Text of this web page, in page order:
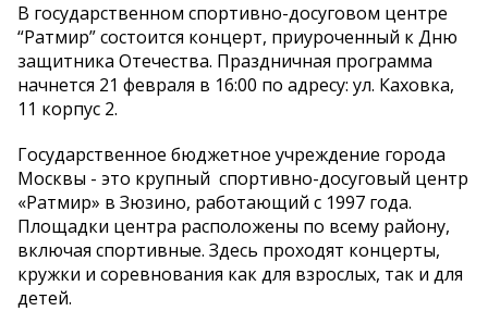
В государственном спортивно-досуговом центре
“Ратмир” состоится концерт, приуроченный к Дню
защитника Отечества. Праздничная программа
начнется 21 февраля в 16:00 по адресу: ул. Каховка,
11 корпус 2.
Государственное бюджетное учреждение города
Москвы - это крупный спортивно-досуговый центр
«Ратмир» в Зюзино, работающий с 1997 года.
Площадки центра расположены по всему району,
включая спортивные. Здесь проходят концерты,
кружки и соревнования как для взрослых, так и для
детей.